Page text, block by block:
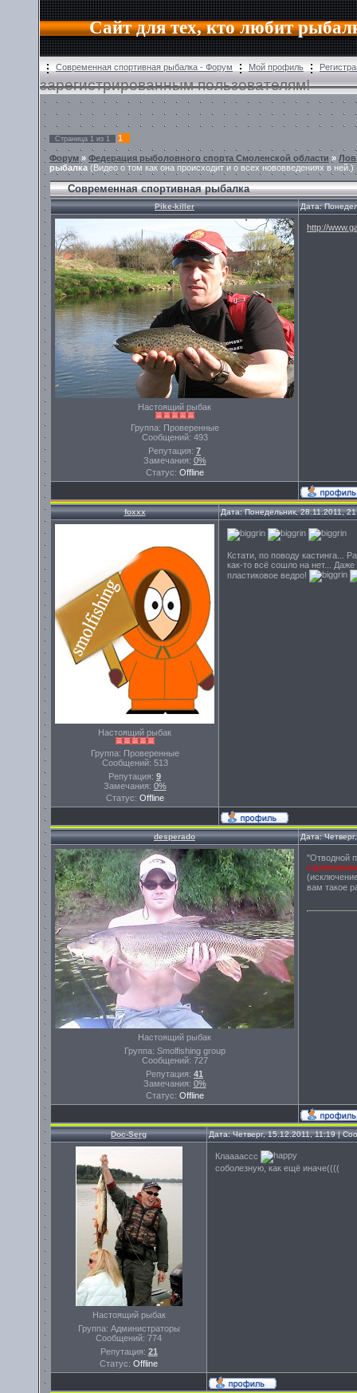
Сайт для тех, кто любит
Современная спортивная рыбалка - Форум Мой профиль
зарегистрированным пользователям!
Страница 1 из 1 1
Форум » Федерация рыболовного спорта Смоленской области »
рыбалка (Видео о том как она происходит и о всех нововведениях в ней.)
Современная спортивная рыбалка
Pike-killer Дата:
Настоящий рыбак
Группа: Проверенные
Сообщений: 493
Репутация: 7
Замечания: 0%
Статус: Offline
http://
foxxx Дата: Понедельник, 28.11.2011,
Настоящий рыбак
Группа: Проверенные
Сообщений: 513
Репутация: 9
Замечания: 0%
Статус: Offline
Кстати, по поводу кастинга...
как-то всё сошло на нет...
пластиковое ведро!
desperado Дата:
Настоящий рыбак
Группа: Smolfishing group
Сообщений: 727
Репутация: 41
Замечания: 0%
Статус: Offline
"Отводной
вам такое
Doc-Serg Дата: Четверг, 15.12.2011, 11:19 |
Настоящий рыбак
Группа: Администраторы
Сообщений: 774
Репутация: 21
Статус: Offline
Клаааассс
соболезную, как ещё иначе((((